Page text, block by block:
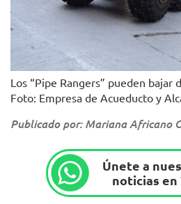
Los “Pipe Rangers” pueden bajar
Foto: Empresa de Acueducto y
Publicado por: Mariana Africano
Únete a
noticias en